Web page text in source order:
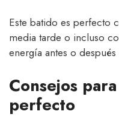
Este batido es perfecto
media tarde o incluso
energía antes o
Consejos
perfecto